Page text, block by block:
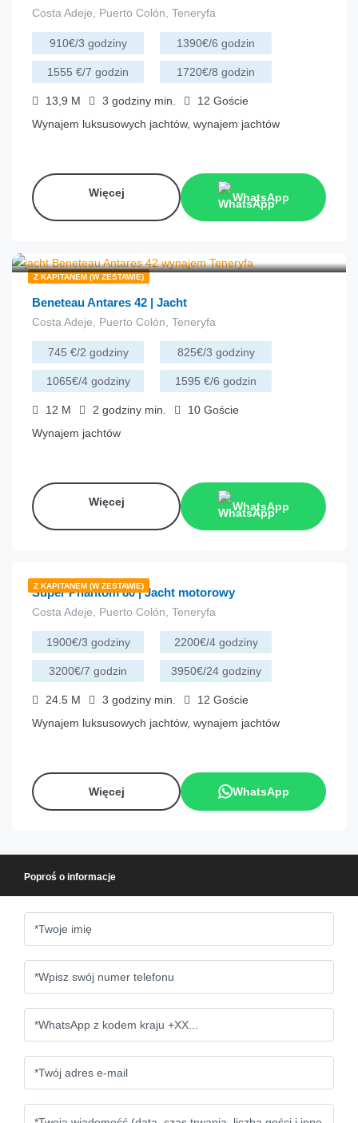
Costa Adeje, Puerto Colón, Teneryfa
910€/3 godziny 1390€/6 godzin
1555 €/7 godzin 1720€/8 godzin
13,9 M 3 godziny min. 12 Goście
Wynajem luksusowych jachtów, wynajem jachtów
Więcej WhatsApp
Z KAPITANEM (W ZESTAWIE)
Beneteau Antares 42 | Jacht
Costa Adeje, Puerto Colón, Teneryfa
745 €/2 godziny 825€/3 godziny
1065€/4 godziny 1595 €/6 godzin
12 M 2 godziny min. 10 Goście
Wynajem jachtów
Więcej WhatsApp
Z KAPITANEM (W ZESTAWIE)
Super Phantom 80 | Jacht motorowy
Costa Adeje, Puerto Colón, Teneryfa
1900€/3 godziny 2200€/4 godziny
3200€/7 godzin 3950€/24 godziny
24.5 M 3 godziny min. 12 Goście
Wynajem luksusowych jachtów, wynajem jachtów
Więcej WhatsApp
Poproś o informacje